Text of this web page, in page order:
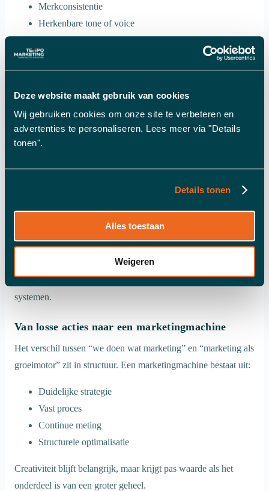
Deze website maakt gebruik van cookies
Wij gebruiken cookies om onze site te verbeteren en
advertenties te personaliseren. Lees meer via "Details
tonen".
Details tonen
Alles toestaan
Weigeren
Merkconsistentie
Herkenbare tone of voice
Langetermijnpositionering
Vertrouwen opbouwen bij de doelgroep
verfijning.
Structuur maakt opschalen mogelijk
Opschaling vraagt niet om meer creativiteit, maar om betere
systemen.
Van losse acties naar een marketingmachine
Het verschil tussen “we doen wat marketing” en “marketing als
groeimotor” zit in structuur. Een marketingmachine bestaat uit:
Duidelijke strategie
Vast proces
Continue meting
Structurele optimalisatie
Creativiteit blijft belangrijk, maar krijgt pas waarde als het
onderdeel is van een groter geheel.